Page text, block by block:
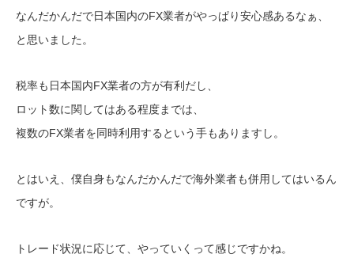
なんだかんだで日本国内のFX業者がやっぱり安心感あるなぁ、
と思いました。
税率も日本国内FX業者の方が有利だし、
ロット数に関してはある程度までは、
複数のFX業者を同時利用するという手もありますし。
とはいえ、僕自身もなんだかんだで海外業者も併用してはいるん
ですが。
トレード状況に応じて、やっていくって感じですかね。